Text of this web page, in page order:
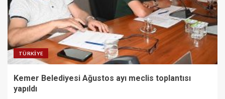
TÜRKIYE
Kemer Belediyesi Ağustos ayı meclis toplantısı
yapıldı